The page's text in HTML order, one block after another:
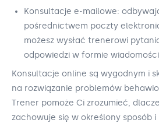
Konsultacje e-mailowe:
pośrednictwem poczty
możesz wysłać trenerowi
odpowiedzi w formie
Konsultacje online są wygodnym i
na rozwiązanie problemów
Trener pomoże Ci zrozumieć,
zachowuje się w określony sposób i